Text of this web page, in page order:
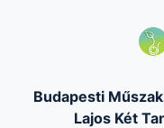
Budapesti
Lajos Két